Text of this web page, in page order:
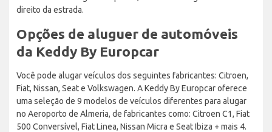
direito da estrada.
Opções de aluguer de automóveis
da Keddy By Europcar
Você pode alugar veículos dos seguintes fabricantes: Citroen,
Fiat, Nissan, Seat e Volkswagen. A Keddy By Europcar oferece
uma seleção de 9 modelos de veículos diferentes para alugar
no Aeroporto de Almeria, de fabricantes como: Citroen C1, Fiat
500 Conversível, Fiat Linea, Nissan Micra e Seat Ibiza + mais 4.